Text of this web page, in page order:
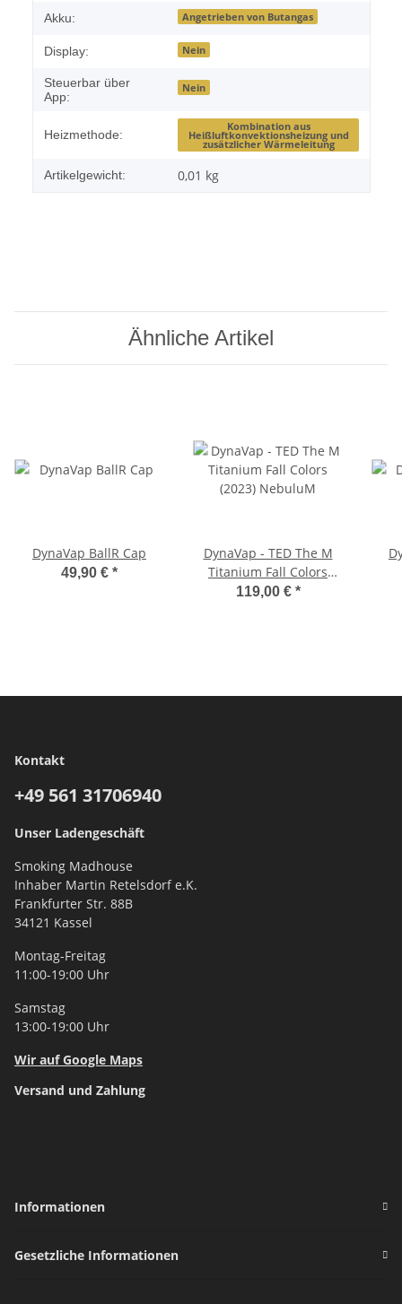
Akku: Angetrieben von Butangas
Display: Nein
Steuerbar über
App:
Nein
Heizmethode:
Kombination aus
Heißluftkonvektionsheizung und
zusätzlicher Wärmeleitung
Artikelgewicht: 0,01 kg
Ähnliche Artikel
DynaVap BallR Cap
49,90 € *
DynaVap - TED The M
Titanium Fall Colors
(2023) NebuluM
119,00 € *
Kontakt
+49 561 31706940
Unser Ladengeschäft
Smoking Madhouse
Inhaber Martin Retelsdorf e.K.
Frankfurter Str. 88B
34121 Kassel
Montag-Freitag
11:00-19:00 Uhr
Samstag
13:00-19:00 Uhr
Wir auf Google Maps
Versand und Zahlung
Informationen
Gesetzliche Informationen